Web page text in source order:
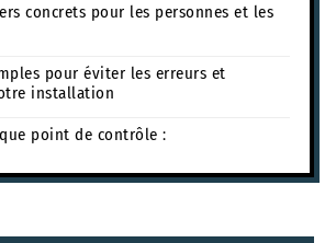
concrets pour les personnes et les
pour éviter les erreurs et
installation
point de contrôle :